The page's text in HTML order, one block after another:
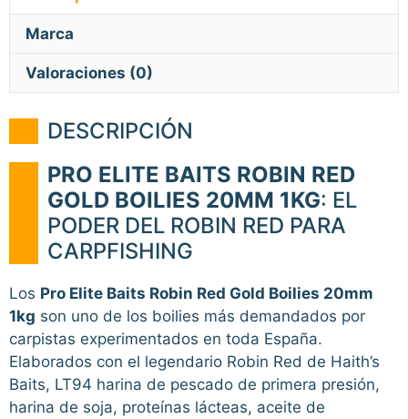
Marca
Valoraciones (0)
DESCRIPCIÓN
PRO ELITE BAITS ROBIN RED
GOLD BOILIES 20MM 1KG: EL
PODER DEL ROBIN RED PARA
CARPFISHING
Los Pro Elite Baits Robin Red Gold Boilies 20mm
1kg son uno de los boilies más demandados por
carpistas experimentados en toda España.
Elaborados con el legendario Robin Red de Haith’s
Baits, LT94 harina de pescado de primera presión,
harina de soja, proteínas lácteas, aceite de